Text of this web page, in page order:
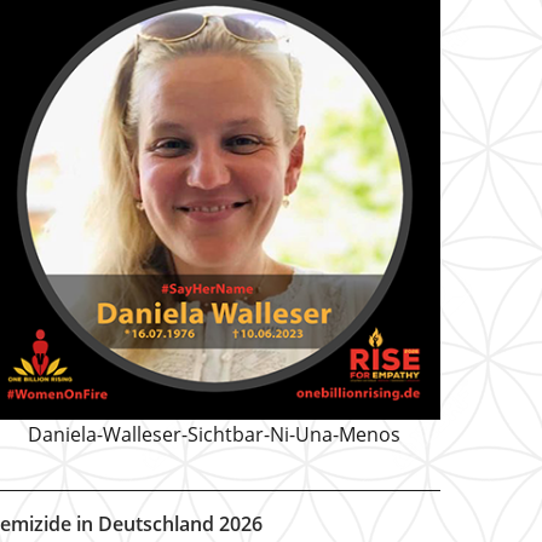
Daniela-Walleser-Sichtbar-Ni-Una-Menos
in Deutschland 2026